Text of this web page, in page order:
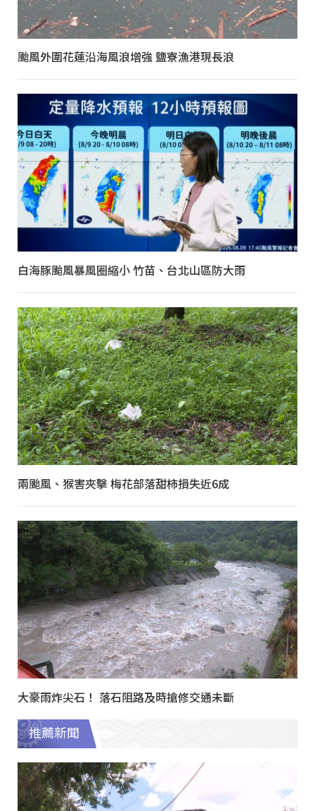
颱風外圍花蓮沿海風浪增強 鹽寮漁港現長浪
白海豚颱風暴風圈縮小 竹苗、台北山區防大雨
兩颱風、猴害夾擊 梅花部落甜柿損失近6成
大豪雨炸尖石！ 落石阻路及時搶修交通未斷
推薦新聞